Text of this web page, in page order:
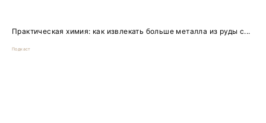
Практическая химия: как извлекать больше металла из руды с...
Подкаст